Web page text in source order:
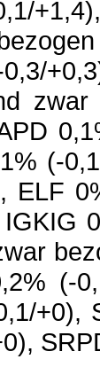
zwar
(-
ELF
(-
+0),